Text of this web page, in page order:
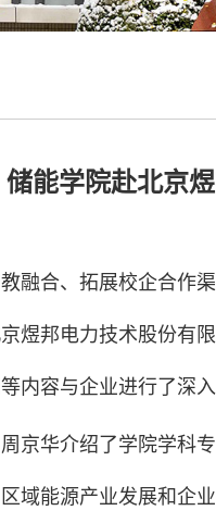
储能学院赴北京
融合、拓展校企合作
煜邦电力技术股份有
内容与企业进行了深入
京华介绍了学院学科
域能源产业发展和企